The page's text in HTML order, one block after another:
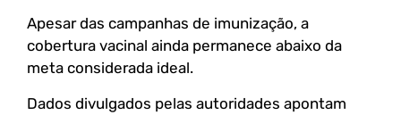
Apesar das campanhas de imunização, a
cobertura vacinal ainda permanece abaixo da
meta considerada ideal.
Dados divulgados pelas autoridades apontam